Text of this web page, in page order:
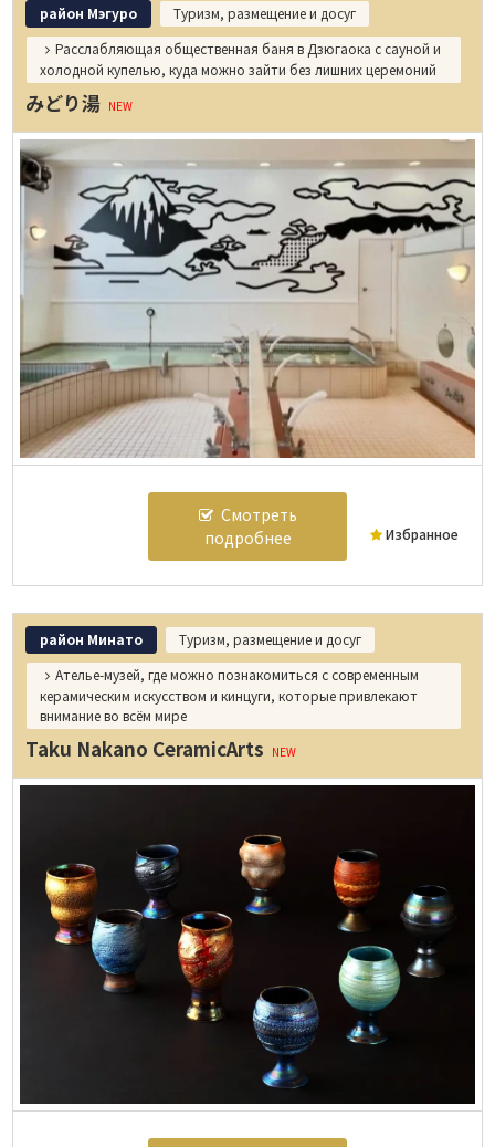
район Мэгуро
Туризм, размещение и досуг
Расслабляющая общественная баня в Дзюгаока с сауной и
холодной купелью, куда можно зайти без лишних церемоний
Избранное
みどり湯 NEW
Смотреть
подробнее
район Минато
Туризм, размещение и досуг
Ателье-музей, где можно познакомиться с современным
керамическим искусством и кинцуги, которые привлекают
внимание во всём мире
Taku Nakano CeramicArts NEW